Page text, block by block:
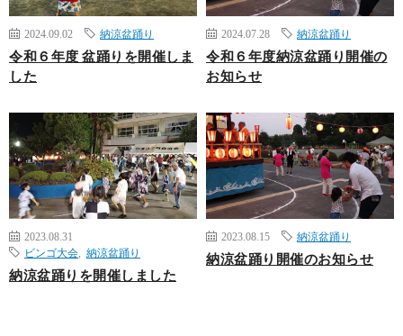
2024.09.02 納涼盆踊り
令和６年度 盆踊りを開催しま
した
2024.07.28 納涼盆踊り
令和６年度納涼盆踊り開催の
お知らせ
2023.08.31
ビンゴ大会
納涼盆踊り
納涼盆踊りを開催しました
2023.08.15 納涼盆踊り
納涼盆踊り開催のお知らせ